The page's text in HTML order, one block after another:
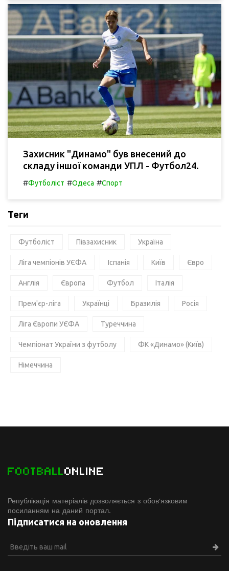
Захисник "Динамо" був внесений до
складу іншої команди УПЛ - Футбол24.
#Футболіст #Одеса #Спорт
Теги
Футболіст Півзахисник Україна
Ліга чемпіонів УЄФА Іспанія Київ Євро
Англія Європа Футбол Італія
Прем'єр-ліга Українці Бразилія Росія
Ліга Європи УЄФА Туреччина
Чемпіонат України з футболу ФК «Динамо» (Київ)
Німеччина
FOOTBALLONLINE
Републікація матеріалів дозволяється з обов'язковим
посиланням на даний портал.
Підписатися на оновлення